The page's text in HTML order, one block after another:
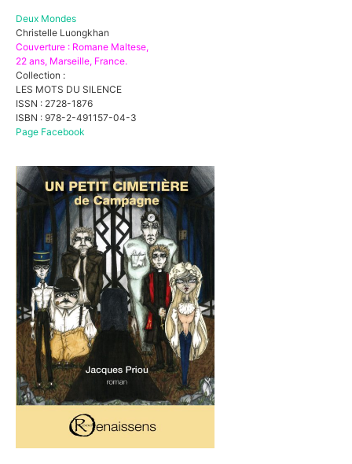
Deux Mondes
Christelle Luongkhan
Couverture : Romane Maltese,
22 ans, Marseille, France.
Collection :
LES MOTS DU SILENCE
ISSN : 2728-1876
ISBN : 978-2-491157-04-3
Page Facebook